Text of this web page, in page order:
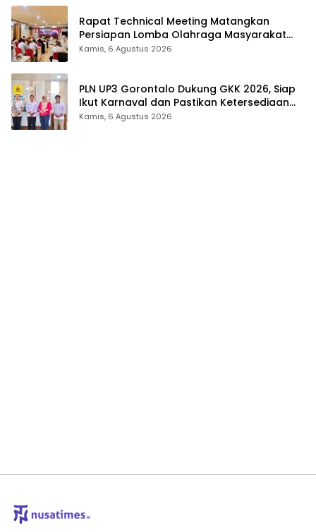
Rapat Technical Meeting Matangkan
Persiapan Lomba Olahraga Masyarakat
Tingkat Provinsi Gorontalo
Kamis, 6 Agustus 2026
PLN UP3 Gorontalo Dukung GKK 2026, Siap
Ikut Karnaval dan Pastikan Ketersediaan
Listrik
Kamis, 6 Agustus 2026